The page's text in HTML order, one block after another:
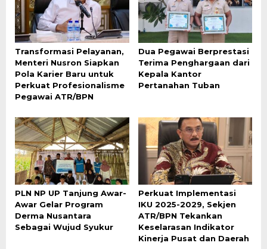
Transformasi Pelayanan,
Menteri Nusron Siapkan
Pola Karier Baru untuk
Perkuat Profesionalisme
Pegawai ATR/BPN
Dua Pegawai Berprestasi
Terima Penghargaan dari
Kepala Kantor
Pertanahan Tuban
PLN NP UP Tanjung Awar-
Awar Gelar Program
Derma Nusantara
Sebagai Wujud Syukur
Perkuat Implementasi
IKU 2025-2029, Sekjen
ATR/BPN Tekankan
Keselarasan Indikator
Kinerja Pusat dan Daerah